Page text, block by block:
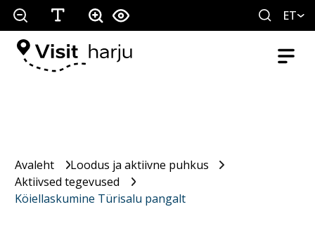
ET
Avaleht
Loodus ja aktiivne puhkus
Aktiivsed tegevused
Köiellaskumine Türisalu pangalt